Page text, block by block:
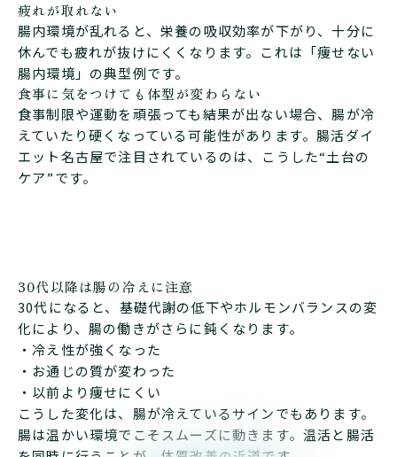
疲れが取れない
腸内環境が乱れると、栄養の吸収効率が下がり、十分に
休んでも疲れが抜けにくくなります。これは「痩せない
腸内環境」の典型例です。
食事に気をつけても体型が変わらない
食事制限や運動を頑張っても結果が出ない場合、腸が冷
えていたり硬くなっている可能性があります。腸活ダイ
エット名古屋で注目されているのは、こうした“土台の
ケア”です。
30代以降は腸の冷えに注意
30代になると、基礎代謝の低下やホルモンバランスの変
化により、腸の働きがさらに鈍くなります。
・冷え性が強くなった
・お通じの質が変わった
・以前より痩せにくい
こうした変化は、腸が冷えているサインでもあります。
腸は温かい環境でこそスムーズに動きます。温活と腸活